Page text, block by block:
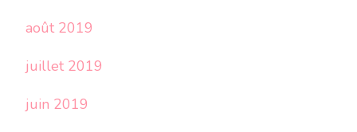
août 2019
juillet 2019
juin 2019